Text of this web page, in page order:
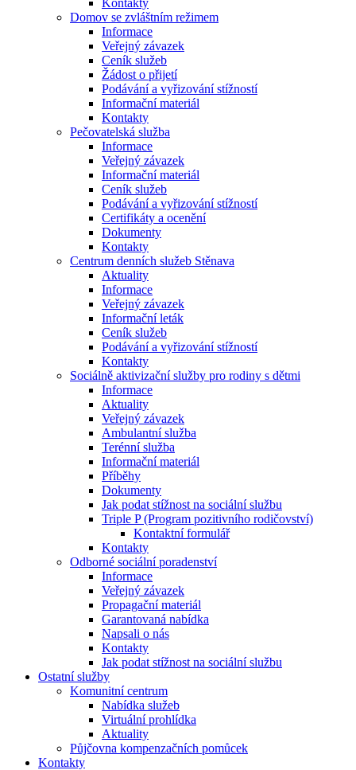
Kontakty
Domov se zvláštním režimem
Informace
Veřejný závazek
Ceník služeb
Žádost o přijetí
Podávání a vyřizování stížností
Informační materiál
Kontakty
Pečovatelská služba
Informace
Veřejný závazek
Informační materiál
Ceník služeb
Podávání a vyřizování stížností
Certifikáty a ocenění
Dokumenty
Kontakty
Centrum denních služeb Stěnava
Aktuality
Informace
Veřejný závazek
Informační leták
Ceník služeb
Podávání a vyřizování stížností
Kontakty
Sociálně aktivizační služby pro rodiny s dětmi
Informace
Aktuality
Veřejný závazek
Ambulantní služba
Terénní služba
Informační materiál
Příběhy
Dokumenty
Jak podat stížnost na sociální službu
Triple P (Program pozitivního rodičovství)
Kontaktní formulář
Kontakty
Odborné sociální poradenství
Informace
Veřejný závazek
Propagační materiál
Garantovaná nabídka
Napsali o nás
Kontakty
Jak podat stížnost na sociální službu
Ostatní služby
Komunitní centrum
Nabídka služeb
Virtuální prohlídka
Aktuality
Půjčovna kompenzačních pomůcek
Kontakty